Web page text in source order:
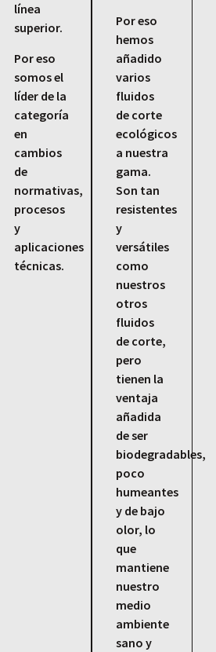
línea
superior.
Por eso
somos el
líder de la
categoría
en
cambios
de
normativas,
procesos
y
aplicaciones
técnicas.
Por eso
hemos
añadido
varios
fluidos
de corte
ecológicos
a nuestra
gama.
Son tan
resistentes
y
versátiles
como
nuestros
otros
fluidos
de corte,
pero
tienen la
ventaja
añadida
de ser
biodegradables,
poco
humeantes
y de bajo
olor, lo
que
mantiene
nuestro
medio
ambiente
sano y